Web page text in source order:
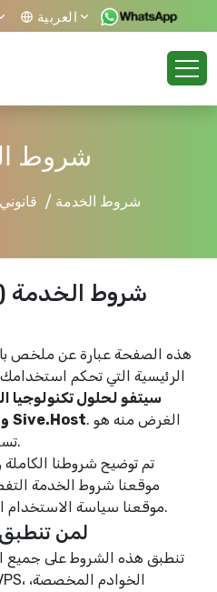
العربية
شروط
قانوني شروط الخدمة
شروط
هذه الصفحة عبارة عن ملخص
الرئيسية التي تحكم
سيتفو لحلول تكنولوجيا
Sive.Host. الغرض منه هو
تسهيل فهم النقاط الأكثر أهمية.
تم توضيح شروطنا الكاملة
موقعنا شروط الخدمة
موقعنا سياسة الاستخدام .
1. لمن
تنطبق هذه الشروط على جميع